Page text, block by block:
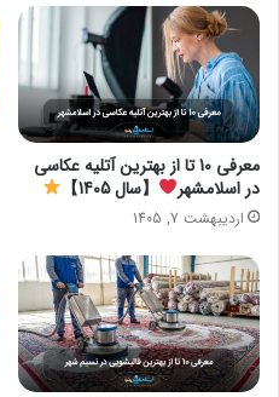
معرفی 10 تا از بهترین آتلیه عکاسی
در اسلامشهر
【سال 1405】
اردیبهشت 7, 1405